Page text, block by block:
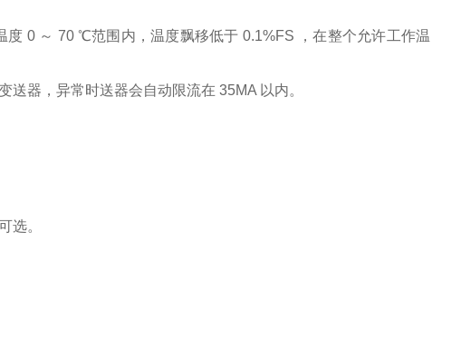
0 ～ 70 ℃范围内，温度飘移低于 0.1%FS ，在整个允许工作温
器，异常时送器会自动限流在 35MA 以内。
选。